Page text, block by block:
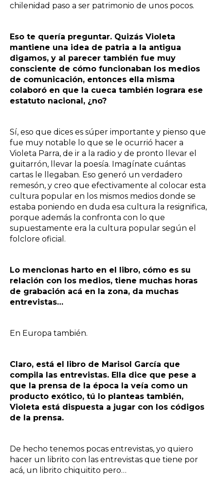
chilenidad paso a ser patrimonio de unos pocos.
Eso te quería preguntar. Quizás Violeta
mantiene una idea de patria a la antigua
digamos, y al parecer también fue muy
consciente de cómo funcionaban los medios
de comunicación, entonces ella misma
colaboró en que la cueca también lograra ese
estatuto nacional, ¿no?
Sí, eso que dices es súper importante y pienso que
fue muy notable lo que se le ocurrió hacer a
Violeta Parra, de ir a la radio y de pronto llevar el
guitarrón, llevar la poesía. Imagínate cuántas
cartas le llegaban. Eso generó un verdadero
remesón, y creo que efectivamente al colocar esta
cultura popular en los mismos medios donde se
estaba poniendo en duda esa cultura la resignifica,
porque además la confronta con lo que
supuestamente era la cultura popular según el
folclore oficial.
Lo mencionas harto en el libro, cómo es su
relación con los medios, tiene muchas horas
de grabación acá en la zona, da muchas
entrevistas…
En Europa también.
Claro, está el libro de Marisol García que
compila las entrevistas. Ella dice que pese a
que la prensa de la época la veía como un
producto exótico, tú lo planteas también,
Violeta está dispuesta a jugar con los códigos
de la prensa.
De hecho tenemos pocas entrevistas, yo quiero
hacer un librito con las entrevistas que tiene por
acá, un librito chiquitito pero…